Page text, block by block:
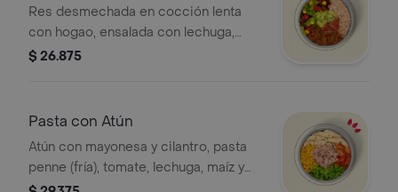
Res desmechada en cocción lenta
con hogao, ensalada con lechuga,
tomate,maíz salteado, guacamole,
adicional.
$ 26.875
Pasta con Atún
Atún con mayonesa y cilantro, pasta
penne (fría), tomate, lechuga, maíz y
guacamole. *La bebida tiene un costo